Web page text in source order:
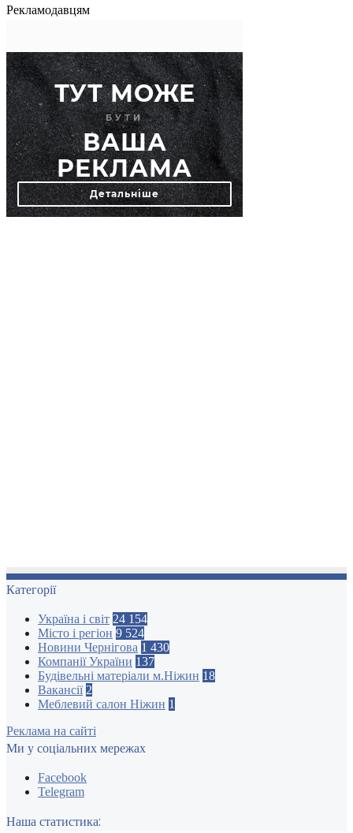
Рекламодавцям
Категорії
Україна і світ 24 154
Місто і регіон 9 524
Новини Чернігова 1 430
Компанії України 137
Будівельні матеріали м.Ніжин 18
Вакансії 2
Меблевий салон Ніжин 1
Реклама на сайті
Ми у соціальних мережах
Facebook
Telegram
Наша статистика: